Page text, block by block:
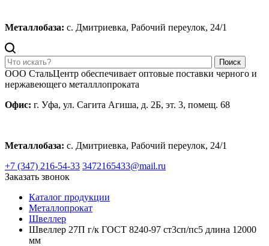
Металлобаза: с. Дмитриевка, Рабочий переулок, 24/1
Поиск
ООО СтальЦентр обеспечивает оптовые поставки черного и
нержавеющего металллопроката
Офис: г. Уфа, ул. Сагита Агиша, д. 2Б, эт. 3, помещ. 68
Металлобаза: с. Дмитриевка, Рабочий переулок, 24/1
+7 (347) 216-54-33 3472165433@mail.ru
Заказать звонок
Каталог продукции
Металлопрокат
Швеллер
Швеллер 27П г/к ГОСТ 8240-97 ст3сп/пс5 длина 12000
мм